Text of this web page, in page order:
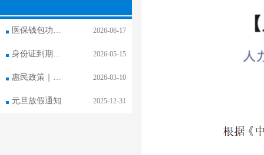
医保钱包功能 已在长春市全面开通 2026-06-17
身份证到期更换，社保卡需要换吗？ 2026-05-15
惠民政策｜医保钱包全家享 2026-03-10
元旦放假通知 2025-12-31